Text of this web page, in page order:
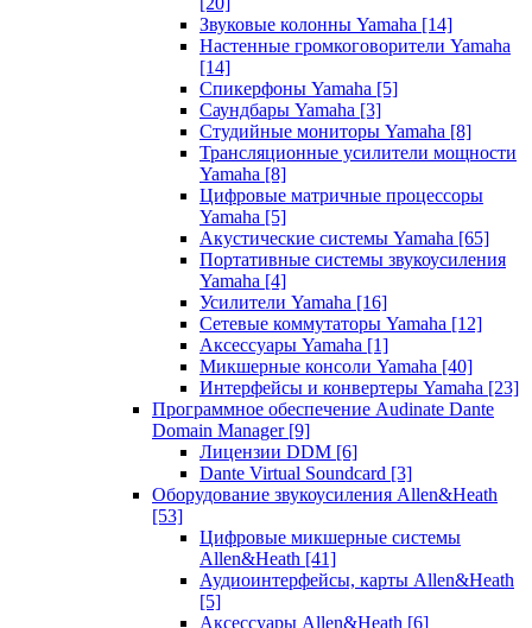
Звуковые колонны Yamaha [14]
Настенные громкоговорители Yamaha
[14]
Спикерфоны Yamaha [5]
Саундбары Yamaha [3]
Студийные мониторы Yamaha [8]
Трансляционные усилители мощности
Yamaha [8]
Цифровые матричные процессоры
Yamaha [5]
Акустические системы Yamaha [65]
Портативные системы звукоусиления
Yamaha [4]
Усилители Yamaha [16]
Сетевые коммутаторы Yamaha [12]
Аксессуары Yamaha [1]
Микшерные консоли Yamaha [40]
Интерфейсы и конвертеры Yamaha [23]
Программное обеспечение Audinate Dante
Domain Manager [9]
Лицензии DDM [6]
Dante Virtual Soundcard [3]
Оборудование звукоусиления Allen&Heath
[53]
Цифровые микшерные системы
Allen&Heath [41]
Аудиоинтерфейсы, карты Allen&Heath
[5]
Аксессуары Allen&Heath [6]